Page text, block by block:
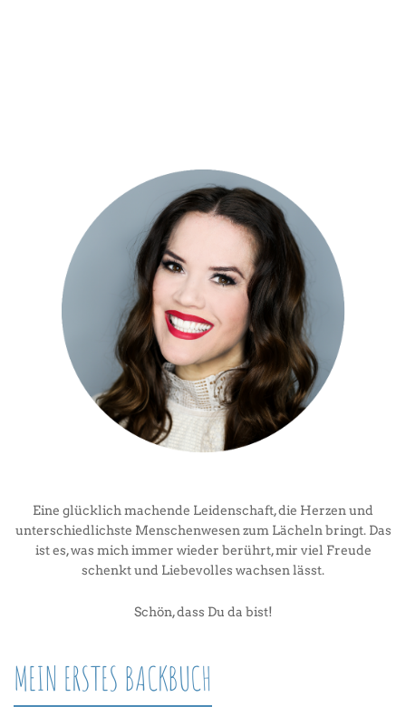
Eine glücklich machende Leidenschaft, die Herzen und
unterschiedlichste Menschenwesen zum Lächeln bringt. Das
ist es, was mich immer wieder berührt, mir viel Freude
schenkt und Liebevolles wachsen lässt.
Schön, dass Du da bist!
MEIN ERSTES BACKBUCH